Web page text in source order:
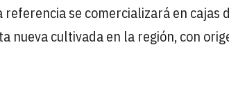
referencia se comercializará en cajas
nueva cultivada en la región, con